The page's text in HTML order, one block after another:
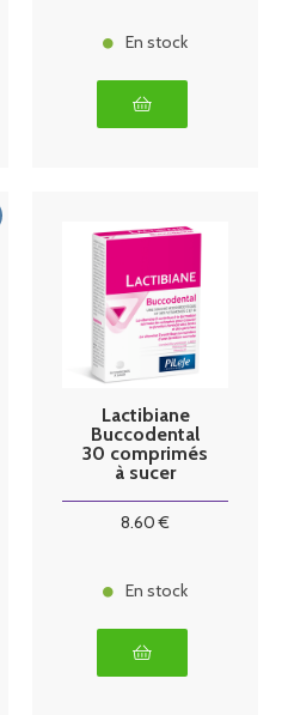
En stock
Lactibiane
Buccodental
30 comprimés
à sucer
8.60 €
En stock